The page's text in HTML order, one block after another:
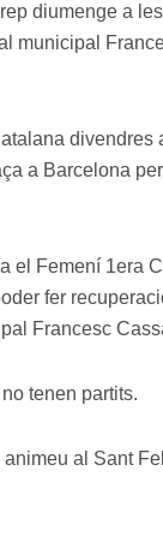
diumenge a
municipal
divendres
a Barcelona
el Femení 1era
fer
Francesc
tenen partits.
al Sant